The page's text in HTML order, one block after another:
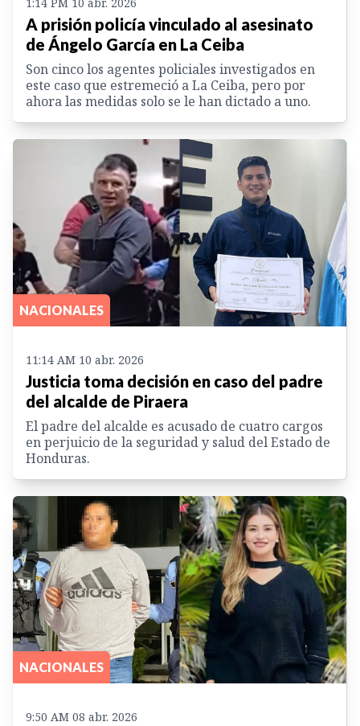
A prisión policía vinculado al asesinato
de Ángelo García en La Ceiba
Son cinco los agentes policiales investigados en
este caso que estremeció a La Ceiba, pero por
ahora las medidas solo se le han dictado a uno.
NACIONALES
11:14 AM 10 abr. 2026
Justicia toma decisión en caso del padre
del alcalde de Piraera
El padre del alcalde es acusado de cuatro cargos
en perjuicio de la seguridad y salud del Estado de
Honduras.
NACIONALES
9:50 AM 08 abr. 2026